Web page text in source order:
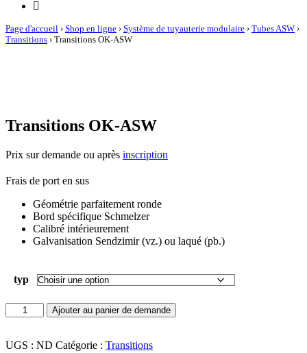
Page d'accueil › Shop en ligne › Système de tuyauterie modulaire › Tubes ASW ›
Transitions › Transitions OK-ASW
Transitions OK-ASW
Prix sur demande ou après inscription
Frais de port en sus
Géométrie parfaitement ronde
Bord spécifique Schmelzer
Calibré intérieurement
Galvanisation Sendzimir (vz.) ou laqué (pb.)
typ
quantité
de
OK-
Ajouter au panier de demande
UGS : ND Catégorie : Transitions